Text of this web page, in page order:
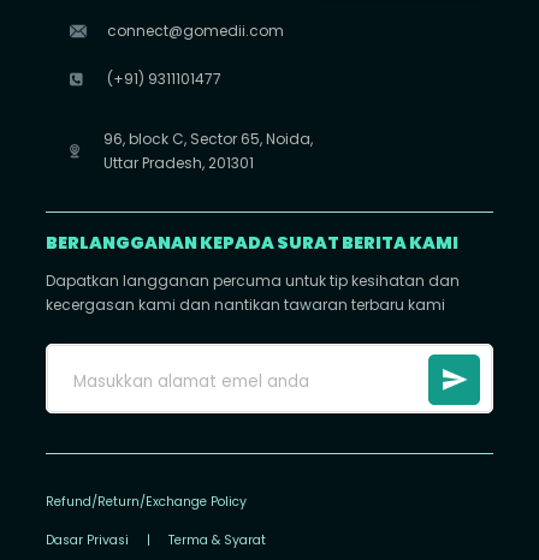
connect@gomedii.com
(+91) 9311101477
96, block C, Sector 65, Noida,
Uttar Pradesh, 201301
BERLANGGANAN KEPADA SURAT BERITA KAMI
Dapatkan langganan percuma untuk tip kesihatan dan
kecergasan kami dan nantikan tawaran terbaru kami
Refund/Return/Exchange Policy
Dasar Privasi | Terma & Syarat